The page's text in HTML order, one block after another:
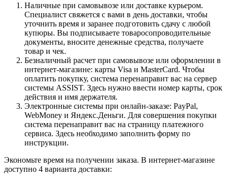
Наличные при самовывозе или доставке курьером.
Специалист свяжется с вами в день доставки, чтобы
уточнить время и заранее подготовить сдачу с любой
купюры. Вы подписываете товаросопроводительные
документы, вносите денежные средства, получаете
товар и чек.
Безналичный расчет при самовывозе или оформлении в
интернет-магазине: карты Visa и MasterCard. Чтобы
оплатить покупку, система перенаправит вас на сервер
системы ASSIST. Здесь нужно ввести номер карты, срок
действия и имя держателя.
Электронные системы при онлайн-заказе: PayPal,
WebMoney и Яндекс.Деньги. Для совершения покупки
система перенаправит вас на страницу платежного
сервиса. Здесь необходимо заполнить форму по
инструкции.
Экономьте время на получении заказа. В интернет-магазине
доступно 4 варианта доставки: